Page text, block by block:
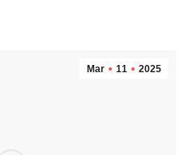
Mar 11 2025